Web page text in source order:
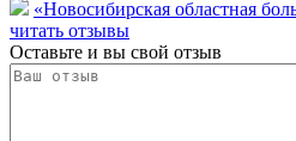
«Новосибирская областная
читать отзывы
Оставьте и вы свой отзыв